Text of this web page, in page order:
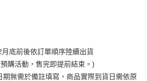
底前後依訂單順序陸續出貨
購活動，售完即提前結束。)
無需於備註填寫，商品實際到貨日需依原